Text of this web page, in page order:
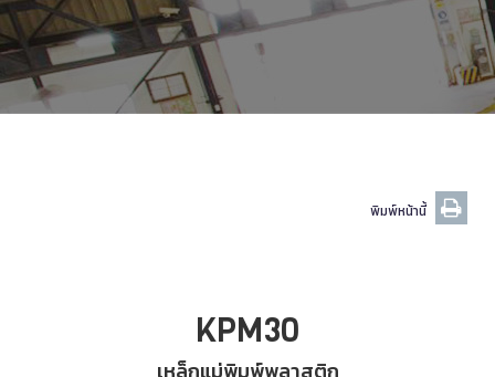
พิมพ์หน้านี้
KPM30
เหล็กแม่พิมพ์พลาสติก